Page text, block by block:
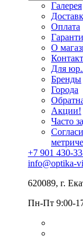
Галерея
Оплата
О
Для
Бренды
Города
Акции!
Часто
+7 901 430-
info@optika-
620089, г.
Пн-Пт 9:00-